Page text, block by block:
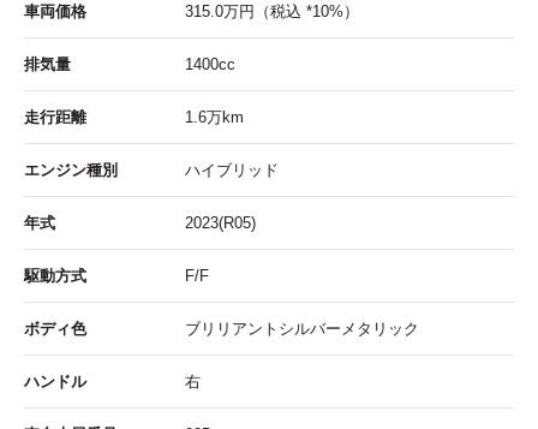
車両価格 315.0万円 （税込 *10%）
排気量 1400cc
走行距離 1.6万km
エンジン種別 ハイブリッド
年式 2023(R05)
駆動方式 F/F
ボディ色 ブリリアントシルバーメタリック
ハンドル 右